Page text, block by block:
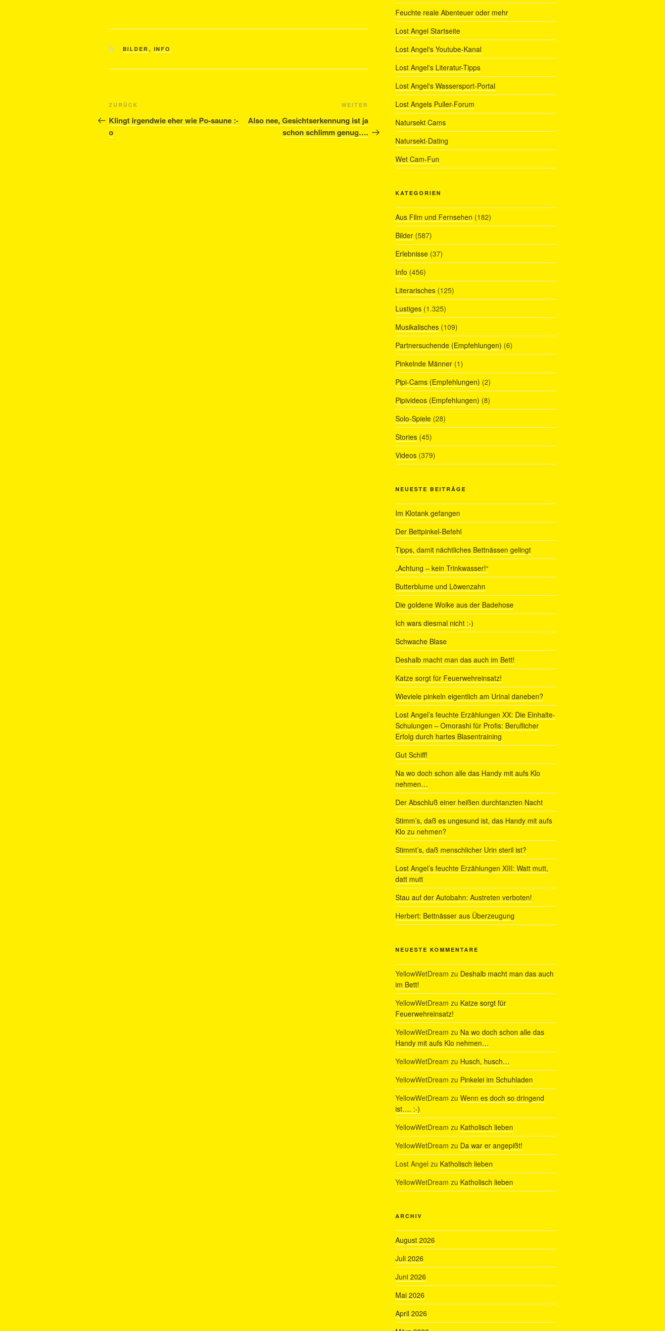
KATEGORIEN
BILDER , INFO
Beitragsnavigation
Vorheriger
Beitrag
ZURÜCK
Klingt irgendwie eher wie Po-saune :-
o
Nächster
Beitrag
WEITER
Also nee, Gesichtserkennung ist ja
schon schlimm genug….
Feuchte reale Abenteuer oder mehr
Lost Angel Startseite
Lost Angel's Youtube-Kanal
Lost Angel's Literatur-Tipps
Lost Angel's Wassersport-Portal
Lost Angels Puller-Forum
Natursekt Cams
Natursekt-Dating
Wet Cam-Fun
KATEGORIEN
Aus Film und Fernsehen (182)
Bilder(587)
Erlebnisse(37)
Info (456)
Literarisches(125)
Lustiges(1.325)
Musikalisches(109)
Partnersuchende (Empfehlungen) (6)
Pinkelnde Männer(1)
Pipi-Cams (Empfehlungen) (2)
Pipivideos (Empfehlungen) (8)
Solo-Spiele(28)
Stories(45)
Videos(379)
NEUESTE BEITRÄGE
Im Klotank gefangen
Der Bettpinkel-Befehl
Tipps, damit nächtliches Bettnässen gelingt
„Achtung – kein Trinkwasser!“
Butterblume und Löwenzahn
Die goldene Wolke aus der Badehose
Ich wars diesmal nicht :-)
Schwache Blase
Deshalb macht man das auch im Bett!
Katze sorgt für Feuerwehreinsatz!
Wieviele pinkeln eigentlich am Urinal daneben?
Lost Angel’s feuchte Erzählungen XX: Die Einhalte-
Schulungen – Omorashi für Profis: Beruflicher
Erfolg durch hartes Blasentraining
Gut Schiff!
Na wo doch schon alle das Handy mit aufs Klo
nehmen…
Der Abschluß einer heißen durchtanzten Nacht
Stimm’s, daß es ungesund ist, das Handy mit aufs
Klo zu nehmen?
Stimmt’s, daß menschlicher Urin steril ist?
Lost Angel’s feuchte Erzählungen XIII: Watt mutt,
datt mutt
Stau auf der Autobahn: Austreten verboten!
Herbert: Bettnässer aus Überzeugung
NEUESTE KOMMENTARE
YellowWetDream zu Deshalb macht man das auch
im Bett!
YellowWetDream zu Katze sorgt für
Feuerwehreinsatz!
YellowWetDream zu Na wo doch schon alle das
Handy mit aufs Klo nehmen…
YellowWetDream zu Husch, husch…
YellowWetDream zu Pinkelei im Schuhladen
YellowWetDream zu Wenn es doch so dringend
ist…. :-)
YellowWetDream zu Katholisch lieben
YellowWetDream zu Da war er angepißt!
Lost Angel zu Katholisch lieben
YellowWetDream zu Katholisch lieben
ARCHIV
August 2026
Juli 2026
Juni 2026
Mai 2026
April 2026